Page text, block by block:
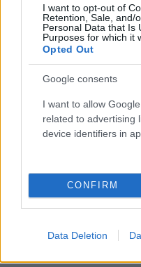
I want to opt-out of
Retention, Sale, and/
Personal Data that Is
Purposes for which it
Opted Out
Google consents
I want to allow
related to advertising
device identifiers in
CONFIRM
Data Deletion
εκτείνεται σε μήκος
κάτι που κάνει αυτή
ξεχωριστή. Η πολύ
με το λάστιχο μάς
ελέφαντες έχουν
των εύκαμπτων
ομοιοτήτων με την